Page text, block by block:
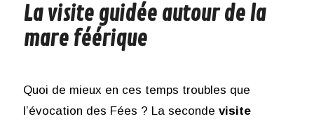
La visite guidée autour de la
mare féérique
Quoi de mieux en ces temps troubles que
l’évocation des Fées ? La seconde visite